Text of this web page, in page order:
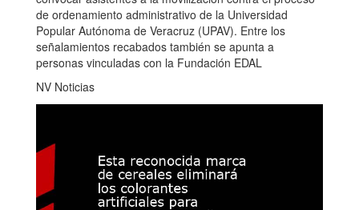
de ordenamiento administrativo de la Universidad
Popular Autónoma de Veracruz (UPAV). Entre los
señalamientos recabados también se apunta a
personas vinculadas con la Fundación EDAL
NV Noticias